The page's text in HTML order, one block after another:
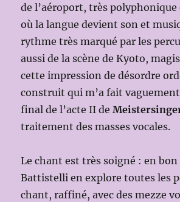
de l’aéroport, très
où la langue devient son et
rythme très marqué par les
aussi de la scène de Kyoto,
cette impression de désordre
construit qui m’a fait
final de l’acte II de
traitement des masses vocales.
Le chant est très soigné : en
Battistelli en explore toutes les
chant, raffiné, avec des mezze